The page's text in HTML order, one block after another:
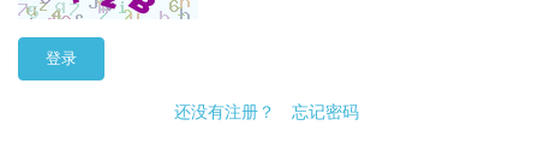
登录
还没有注册？ 忘记密码